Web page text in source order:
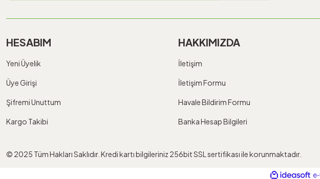
HESABIM
Yeni Üyelik
Üye Girişi
Şifremi Unuttum
Kargo Takibi
HAKKIMIZDA
İletişim
İletişim Formu
Havale Bildirim Formu
Banka Hesap Bilgileri
© 2025 Tüm Hakları Saklıdır. Kredi kartı bilgileriniz 256bit SSL sertifikası ile korunmaktadır.